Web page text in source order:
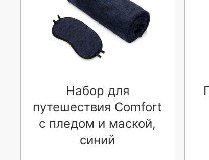
Набор для
путешествия Comfort
с пледом и маской,
синий